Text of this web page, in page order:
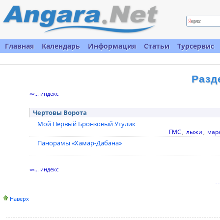
Главная Календарь Информация Статьи Турсервис
««... индекс
Чертовы Ворота
Мой Первый Бронзовый Утулик
ГМС , лыжи ,
Панорамы «Хамар-Дабана»
««... индекс
Наверх